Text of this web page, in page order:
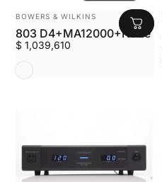
MARCA:
BOWERS & WILKINS
803 D4+MA12000+Node
$ 1,039,610
Satin Walnut